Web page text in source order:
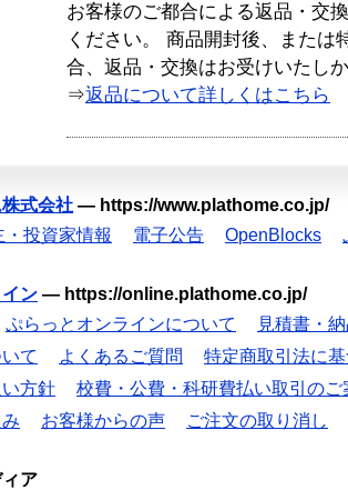
お客様のご都合による返品・交
ください。 商品開封後、または
合、返品・交換はお受けいたし
⇒返品について詳しくはこちら
式会社 — https://www.plathome.co.jp/
・投資家情報 電子公告 OpenBlocks
ン — https://online.plathome.co.jp/
ぷらっとオンラインについて
見積書・
て
よくあるご質問
特定商取引法に
方針
校費・公費・科研費払い取引のご
お客様からの声 ご注文の取り消し
ア